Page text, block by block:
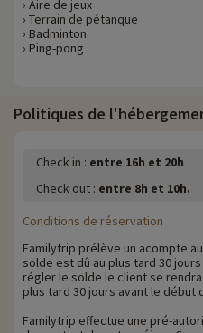
› Aire de jeux
› Terrain de pétanque
› Badminton
› Ping-pong
Politiques de
Check in : entre 16h et 20h
Check out : entre 8h et 10h.
Conditions de réservation
Familytrip prélève un acompte
solde est dû au plus tard 30
régler le solde le client se
plus tard 30 jours avant le début
Familytrip effectue une pré-